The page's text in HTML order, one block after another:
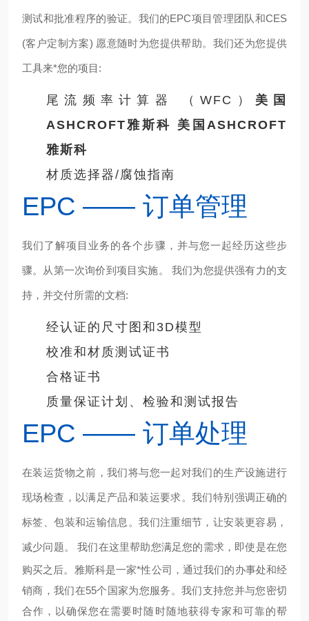
测试和批准程序的验证。我们的EPC项目管理团队和CES
(客户定制方案) 愿意随时为您提供帮助。我们还为您提供
工具来*您的项目:
尾流频率计算器 （WFC） 美国
ASHCROFT雅斯科 美国ASHCROFT
雅斯科
材质选择器/腐蚀指南
EPC —— 订单管理
我们了解项目业务的各个步骤，并与您一起经历这些步
骤。从第一次询价到项目实施。 我们为您提供强有力的支
持，并交付所需的文档:
经认证的尺寸图和3D模型
校准和材质测试证书
合格证书
质量保证计划、检验和测试报告
EPC —— 订单处理
在装运货物之前，我们将与您一起对我们的生产设施进行
现场检查，以满足产品和装运要求。我们特别强调正确的
标签、包装和运输信息。我们注重细节，让安装更容易，
减少问题。 我们在这里帮助您满足您的需求， 即使是在您
购买之后。雅斯科是一家*性公司，通过我们的办事处和经
销商，我们在55个国家为您服务。我们支持您并与您密切
合作，以确保您在需要时随时随地获得专家和可靠的帮